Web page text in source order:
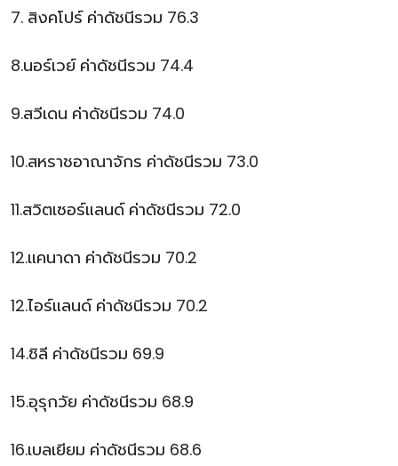
7. สิงคโปร์ ค่าดัชนีรวม 76.3
8.นอร์เวย์ ค่าดัชนีรวม 74.4
9.สวีเดน ค่าดัชนีรวม 74.0
10.สหราชอาณาจักร ค่าดัชนีรวม 73.0
11.สวิตเซอร์แลนด์ ค่าดัชนีรวม 72.0
12.แคนาดา ค่าดัชนีรวม 70.2
12.ไอร์แลนด์ ค่าดัชนีรวม 70.2
14.ชิลี ค่าดัชนีรวม 69.9
15.อุรุกวัย ค่าดัชนีรวม 68.9
16.เบลเยียม ค่าดัชนีรวม 68.6